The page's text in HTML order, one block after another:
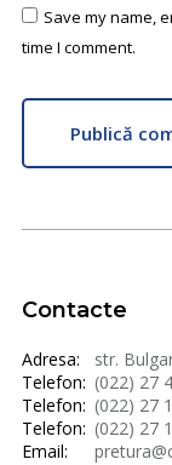
Save my name,
time I comment.
Publică
Contacte
Adresa:
str.
Telefon: (022) 27
Telefon: (022) 27
Telefon: (022) 27
Email: